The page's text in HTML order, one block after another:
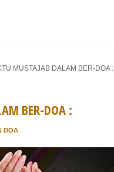
MUSTAJAB DALAM BER-DOA :
BER-DOA :
DOA